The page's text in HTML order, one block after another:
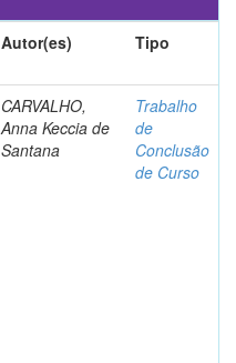
Autor(es) Tipo
CARVALHO,
Anna Keccia de
Santana
Trabalho
de
Conclusão
de Curso